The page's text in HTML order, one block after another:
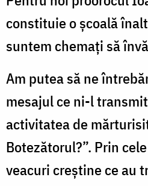
constituie o şcoală
suntem chemaţi să
Am putea să ne
mesajul ce ni-l
activitatea de
Botezătorul?”. Prin
veacuri creştine ce au